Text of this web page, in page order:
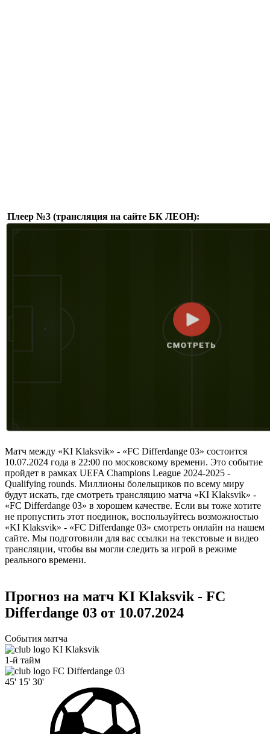
Плеер №3 (трансляция на сайте БК ЛЕОН):
Матч между «KI Klaksvik» - «FC Differdange 03» состоится
10.07.2024 года в 22:00 по московскому времени. Это событие
пройдет в рамках UEFA Champions League 2024-2025 -
Qualifying rounds. Миллионы болельщиков по всему миру
будут искать, где смотреть трансляцию матча «KI Klaksvik» -
«FC Differdange 03» в хорошем качестве. Если вы тоже хотите
не пропустить этот поединок, воспользуйтесь возможностью
«KI Klaksvik» - «FC Differdange 03» смотреть онлайн на нашем
сайте. Мы подготовили для вас ссылки на текстовые и видео
трансляции, чтобы вы могли следить за игрой в режиме
реального времени.
Прогноз на матч KI Klaksvik - FC
Differdange 03 от 10.07.2024
События матча
KI Klaksvik
1-й тайм
FC Differdange 03
45' 15' 30'